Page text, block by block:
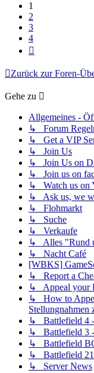
1
2
3
4
Zurück zur Foren-
Gehe zu
Allgemeines -
↳ Forum
↳ Get a VIP
↳ Join Us
↳ Join Us on
↳ Join us on
↳ Watch us on
↳ Ask us, we
↳ Flohmarkt
↳ Suche
↳ Verkaufe
↳ Alles "Rund
↳ Nacht Café
[WBKS]
↳ Report a
↳ Appeal your
↳ How to
Stellungnahmen
↳ Battlefield 4
↳ Battlefield 3
↳ Battlefield
↳ Battlefield
↳ Server News